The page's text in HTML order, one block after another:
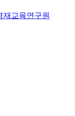
재교육연구원